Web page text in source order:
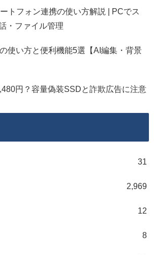
トフォン連携の使い方解説 | PCでス
・ファイル管理
使い方と便利機能5選【AI編集・背景
円？容量偽装SSDと詐欺広告に注意
31
2,969
12
8